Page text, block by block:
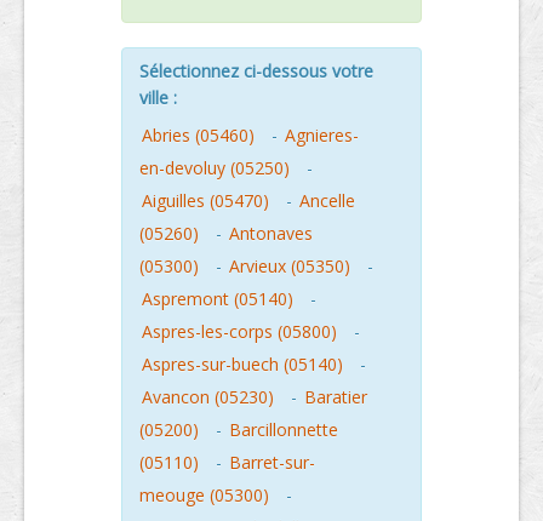
Sélectionnez ci-dessous votre
ville :
Abries (05460)
- Agnieres-
en-devoluy (05250)
-
Aiguilles (05470)
- Ancelle
(05260)
- Antonaves
(05300)
- Arvieux (05350)
-
Aspremont (05140)
-
Aspres-les-corps (05800)
-
Aspres-sur-buech (05140)
-
Avancon (05230)
- Baratier
(05200)
- Barcillonnette
(05110)
- Barret-sur-
meouge (05300)
-